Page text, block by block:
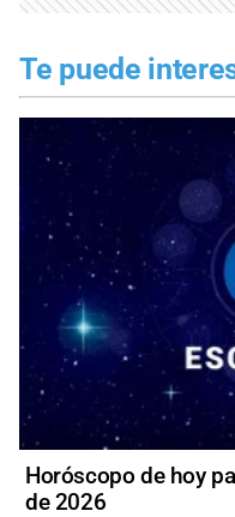
Te puede
Horóscopo de hoy
de 2026